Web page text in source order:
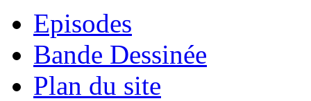
Episodes
Bande Dessinée
Plan du site